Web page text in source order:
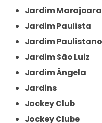
Jardim Marajoara
Jardim Paulista
Jardim Paulistano
Jardim São Luiz
Jardim Ângela
Jardins
Jockey Club
Jockey Clube